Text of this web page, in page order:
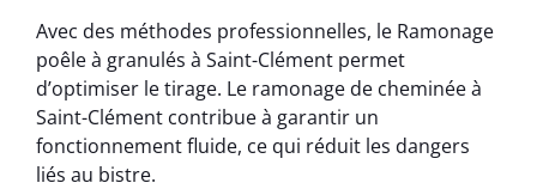
Avec des méthodes professionnelles, le Ramonage
poêle à granulés à Saint-Clément permet
d’optimiser le tirage. Le ramonage de cheminée à
Saint-Clément contribue à garantir un
fonctionnement fluide, ce qui réduit les dangers
liés au bistre.